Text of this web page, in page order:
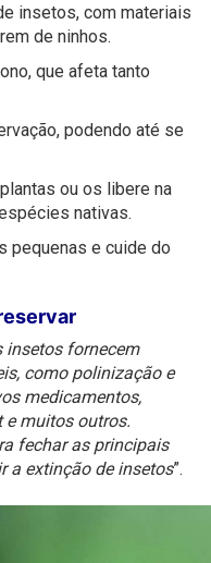
insetos, com materiais
de ninhos.
que afeta tanto
podendo até se
ou os libere na
nativas.
pequenas e cuide do
insetos fornecem
como polinização e
medicamentos,
muitos outros.
fechar as principais
a extinção de insetos”.